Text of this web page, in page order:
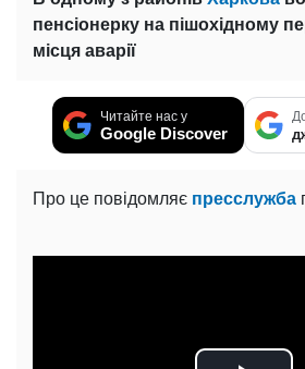
пенсіонерку на пішохідному
місця аварії
Читайте нас у
Google Discover
Про це повідомляє пресслужба